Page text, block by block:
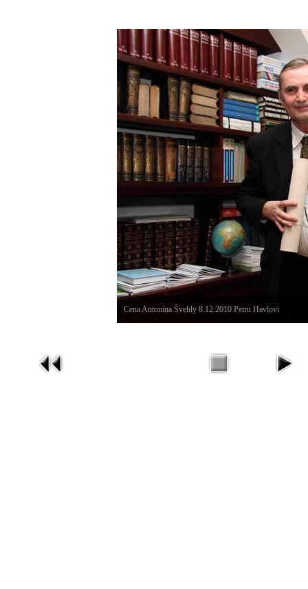
Cena Antonína Švehly 8.12.2010 Petru Havlovi